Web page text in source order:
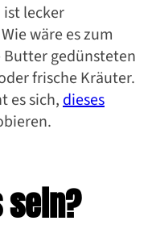
ist lecker
wäre es zum
Butter gedünsteten
frische Kräuter.
es sich, dieses
sein?